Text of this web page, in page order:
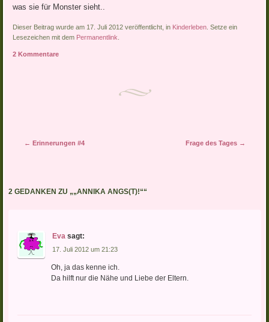
was sie für Monster sieht..
Dieser Beitrag wurde am 17. Juli 2012 veröffentlicht, in Kinderleben . Setze ein
Lesezeichen mit dem Permanentlink
2 Kommentare
Artikel-Navigation
← Erinnerungen #4 Frage des Tages →
2 GEDANKEN ZU „„ANNIKA ANGS(T)!““
Eva sagt:
17. Juli 2012 um 21:23
Oh, ja das kenne ich.
Da hilft nur die Nähe und Liebe der Eltern.